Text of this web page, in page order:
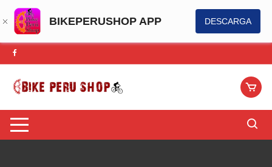
BIKEPERUSHOP APP DESCARGA
Saltar
al
contenido